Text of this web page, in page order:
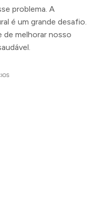
problema. A
é um grande desafio.
de melhorar nosso